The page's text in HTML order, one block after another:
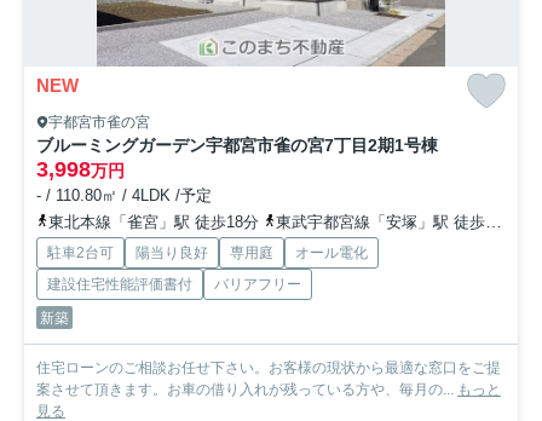
NEW
宇都宮市雀の宮
ブルーミングガーデン宇都宮市雀の宮7丁目2期1号棟
3,998万円
- / 110.80㎡ / 4LDK /予定
東北本線「雀宮」駅 徒歩18分
東武宇都宮線「安塚」駅 徒歩47分
駐車2台可 陽当り良好 専用庭
オール電化
建設住宅性能評価書付
バリアフリー
新築
住宅ローンのご相談お任せ下さい。お客様の現状から最適な窓口をご提
案させて頂きます。お車の借り入れが残っている方や、毎月の...
もっと
見る